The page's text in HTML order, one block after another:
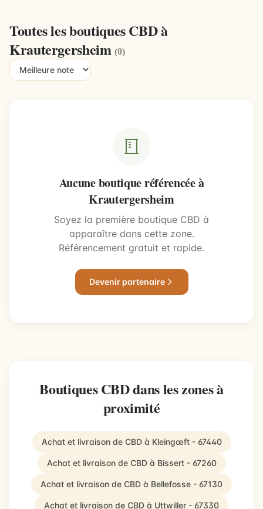
Toutes les boutiques CBD à
Krautergersheim(0)
Aucune boutique référencée à
Krautergersheim
Soyez la première boutique CBD à
apparaître dans cette zone.
Référencement gratuit et rapide.
Devenir partenaire
Boutiques CBD dans les zones à
proximité
Achat et livraison de CBD à Kleingœft - 67440
Achat et livraison de CBD à Bissert - 67260
Achat et livraison de CBD à Bellefosse - 67130
Achat et livraison de CBD à Uttwiller - 67330